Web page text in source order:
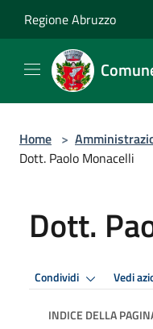
Regione Abruzzo
Home >
Dott. Paolo Monacelli
Dott.
Condividi Vedi
INDICE DELLA